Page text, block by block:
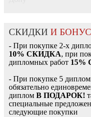
СКИДКИ И
- При покупке 2-х
10% СКИДКА, при
дипломных работ 15%
- При покупке 5
обязательно
диплом В ПОДАРОК!
специальные
следующие покупки